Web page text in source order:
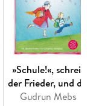
»Schule!«, schreit
der Frieder, und
Oma, die kommt
Gudrun Mebs